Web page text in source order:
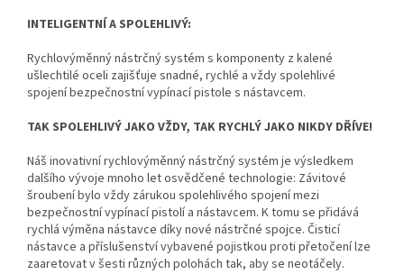
INTELIGENTNÍ A SPOLEHLIVÝ:
Rychlovýměnný nástrčný systém s komponenty z kalené
ušlechtilé oceli zajišťuje snadné, rychlé a vždy spolehlivé
spojení bezpečnostní vypínací pistole s nástavcem.
TAK SPOLEHLIVÝ JAKO VŽDY, TAK RYCHLÝ JAKO NIKDY DŘÍVE!
Náš inovativní rychlovýměnný nástrčný systém je výsledkem
dalšího vývoje mnoho let osvědčené technologie: Závitové
šroubení bylo vždy zárukou spolehlivého spojení mezi
bezpečnostní vypínací pistolí a nástavcem. K tomu se přidává
rychlá výměna nástavce díky nové nástrčné spojce. Čisticí
nástavce a příslušenství vybavené pojistkou proti přetočení lze
zaaretovat v šesti různých polohách tak, aby se neotáčely.